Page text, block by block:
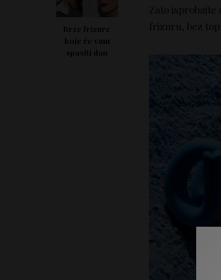
Brze frizure
koje će vam
spasiti dan
Zato isprobajte
frizuru, bez